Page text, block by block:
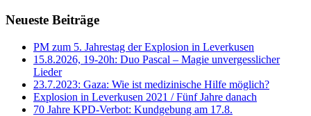
Neueste Beiträge
PM zum 5. Jahrestag der Explosion in Leverkusen
15.8.2026, 19-20h: Duo Pascal – Magie unvergesslicher
Lieder
23.7.2023: Gaza: Wie ist medizinische Hilfe möglich?
Explosion in Leverkusen 2021 / Fünf Jahre danach
70 Jahre KPD‑Verbot: Kundgebung am 17.8.